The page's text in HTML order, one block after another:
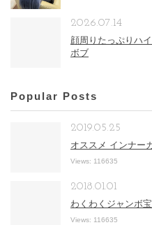
顔周りたっぷりハ
ボブ
2026.07.14
Popular Posts
オススメ インナー
2019.05.25
Views: 116635
わくわくジャンボ
2018.01.01
Views: 116635